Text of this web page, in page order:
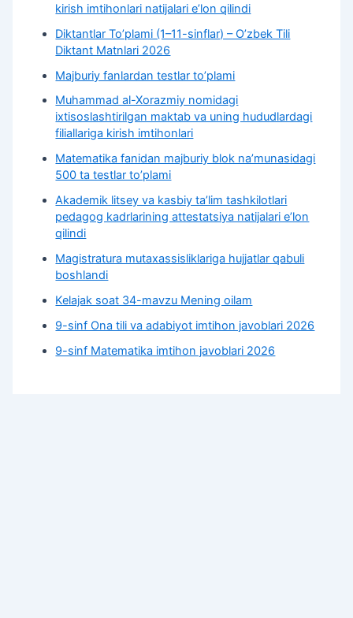
kirish imtihonlari natijalari e’lon qilindi
Diktantlar To’plami (1–11-sinflar) – O’zbek Tili
Diktant Matnlari 2026
Majburiy fanlardan testlar to’plami
Muhammad al-Xorazmiy nomidagi
ixtisoslashtirilgan maktab va uning hududlardagi
filiallariga kirish imtihonlari
Matematika fanidan majburiy blok na’munasidagi
500 ta testlar to’plami
Akademik litsey va kasbiy taʼlim tashkilotlari
pedagog kadrlarining attestatsiya natijalari e’lon
qilindi
Magistratura mutaxassisliklariga hujjatlar qabuli
boshlandi
Kelajak soat 34-mavzu Mening oilam
9-sinf Ona tili va adabiyot imtihon javoblari 2026
9-sinf Matematika imtihon javoblari 2026